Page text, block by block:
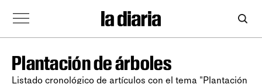
Plantación de árboles
Listado cronológico de artículos con el tema "Plantación